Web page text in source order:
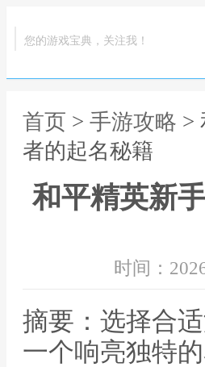
您的游戏宝典，关注我！
首页 > 手游攻略 >
者的起名秘籍
和平精英新
时间：
摘要：选择合
一个响亮独特